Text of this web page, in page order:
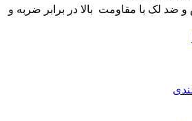
ضد لک با مقاومت بالا در برابر ضربه و